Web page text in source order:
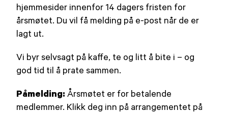
hjemmesider innenfor 14 dagers fristen for
årsmøtet. Du vil få melding på e-post når de er
lagt ut.
Vi byr selvsagt på kaffe, te og litt å bite i – og
god tid til å prate sammen.
Påmelding:Årsmøtet er for betalende
medlemmer. Klikk deg inn på arrangementet på